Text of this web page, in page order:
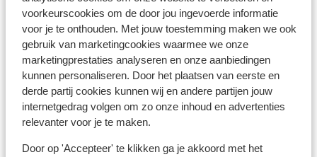
voorkeurscookies om de door jou ingevoerde informatie
voor je te onthouden. Met jouw toestemming maken we ook
gebruik van marketingcookies waarmee we onze
marketingprestaties analyseren en onze aanbiedingen
kunnen personaliseren. Door het plaatsen van eerste en
derde partij cookies kunnen wij en andere partijen jouw
internetgedrag volgen om zo onze inhoud en advertenties
relevanter voor je te maken.
Door op 'Accepteer' te klikken ga je akkoord met het
mètres
Sur une route principale
Forfait, cours et matériel de ski
Forfait